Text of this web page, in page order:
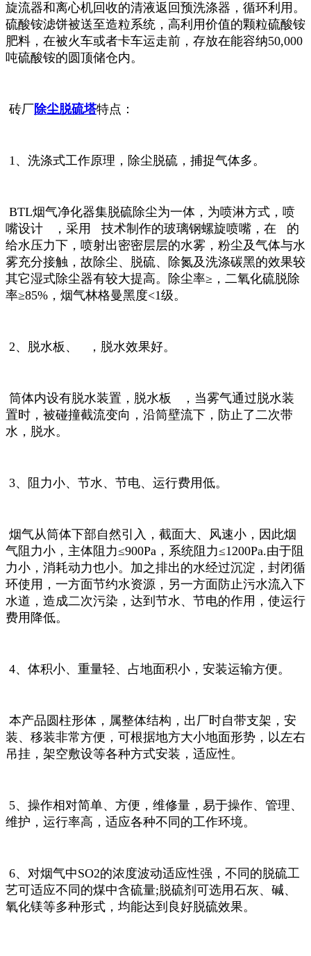
旋流器和离心机回收的清液返回预洗涤器，循环利用。
硫酸铵滤饼被送至造粒系统，高利用价值的颗粒硫酸铵
肥料，在被火车或者卡车运走前，存放在能容纳50,000
吨硫酸铵的圆顶储仓内。
砖厂除尘脱硫塔特点：
1、洗涤式工作原理，除尘脱硫，捕捉气体多。
BTL烟气净化器集脱硫除尘为一体，为喷淋方式，喷
嘴设计 ，采用 技术制作的玻璃钢螺旋喷嘴，在 的
给水压力下，喷射出密密层层的水雾，粉尘及气体与水
雾充分接触，故除尘、脱硫、除氮及洗涤碳黑的效果较
其它湿式除尘器有较大提高。除尘率≥，二氧化硫脱除
率≥85%，烟气林格曼黑度<1级。
2、脱水板、 ，脱水效果好。
筒体内设有脱水装置，脱水板 ，当雾气通过脱水装
置时，被碰撞截流变向，沿筒壁流下，防止了二次带
水，脱水。
3、阻力小、节水、节电、运行费用低。
烟气从筒体下部自然引入，截面大、风速小，因此烟
气阻力小，主体阻力≤900Pa，系统阻力≤1200Pa.由于阻
力小，消耗动力也小。加之排出的水经过沉淀，封闭循
环使用，一方面节约水资源，另一方面防止污水流入下
水道，造成二次污染，达到节水、节电的作用，使运行
费用降低。
4、体积小、重量轻、占地面积小，安装运输方便。
本产品圆柱形体，属整体结构，出厂时自带支架，安
装、移装非常方便，可根据地方大小地面形势，以左右
吊挂，架空敷设等各种方式安装，适应性。
5、操作相对简单、方便，维修量，易于操作、管理、
维护，运行率高，适应各种不同的工作环境。
6、对烟气中SO2的浓度波动适应性强，不同的脱硫工
艺可适应不同的煤中含硫量;脱硫剂可选用石灰、碱、
氧化镁等多种形式，均能达到良好脱硫效果。